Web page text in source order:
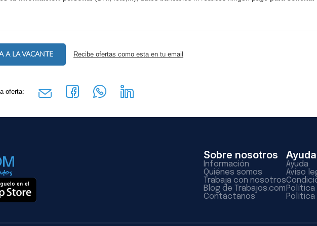
A LA VACANTE Recibe ofertas como esta en tu email
oferta:
Sobre nosotros
Información
Quiénes somos
Trabaja con nosotros
Blog de Trabajos.com
Contáctanos
Ayuda
Ayuda
Aviso
Política